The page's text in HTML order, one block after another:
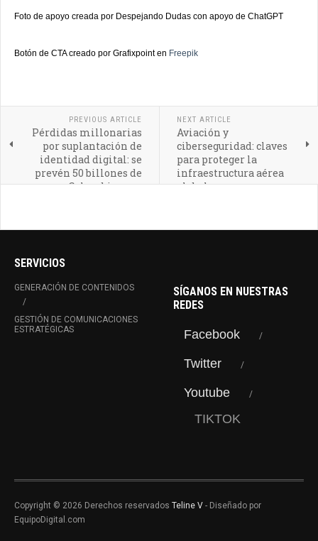
Foto de apoyo creada por Despejando Dudas con apoyo de ChatGPT
Botón de CTA creado por Grafixpoint en Freepik
PREVIOUS ARTICLE
Pérdidas millonarias
por suplantación de
identidad digital: se
prevén 50 billones de
pesos en Colombia para
NEXT ARTICLE
Aviación y
ciberseguridad: claves
para proteger la
infraestructura aérea
global
SERVICIOS
GENERACIÓN DE CONTENIDOS
GESTIÓN DE COMUNICACIONES
ESTRATÉGICAS
SÍGANOS EN NUESTRAS
REDES
Facebook
Twitter
Youtube
TIKTOK
Copyright © 2026 Derechos reservados Teline V - Diseñado por
EquipoDigital.com